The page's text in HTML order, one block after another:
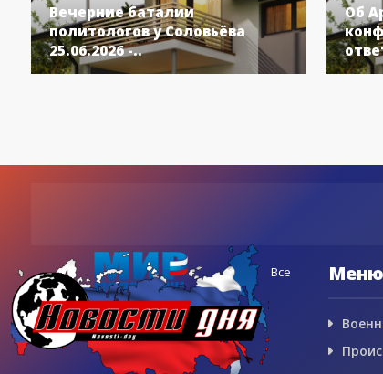
Вечерние баталии
политологов у Соловьёва
25.06.2026 -..
Об
Все Меню